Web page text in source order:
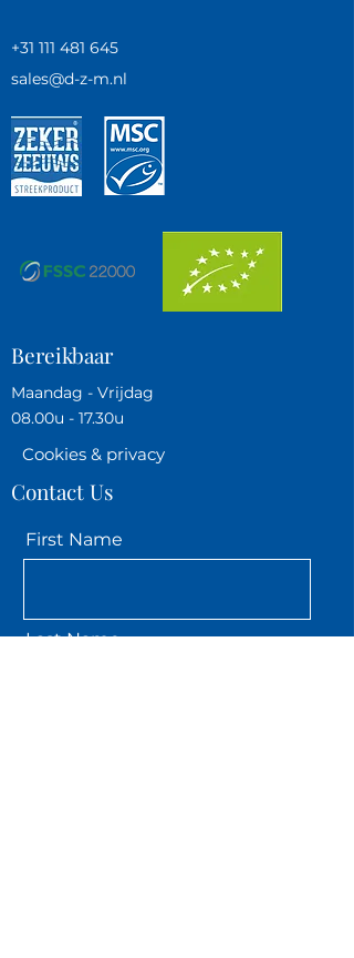
+31 111 481 645
sales@d-z-m.nl
Bereikbaar
Maandag - Vrijdag
08.00u - 17.30u
Cookies & privacy
Contact Us
First Name
Last Name